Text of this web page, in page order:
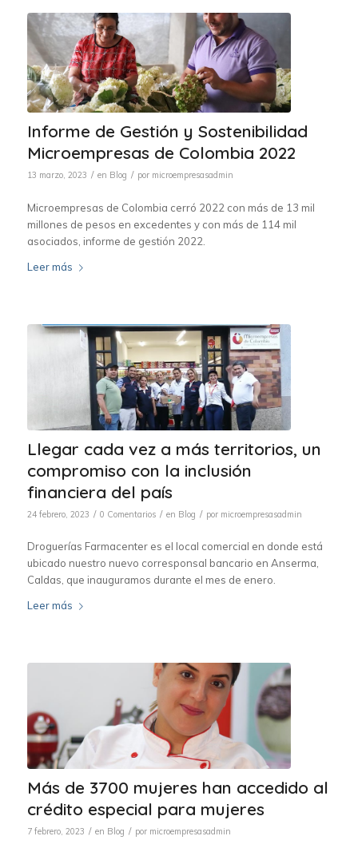
Informe de Gestión y Sostenibilidad
Microempresas de Colombia 2022
13 marzo, 2023 / en Blog / por microempresasadmin
Microempresas de Colombia cerró 2022 con más de 13 mil
millones de pesos en excedentes y con más de 114 mil
asociados, informe de gestión 2022.
Leer más
Llegar cada vez a más territorios, un
compromiso con la inclusión
financiera del país
24 febrero, 2023 / 0 Comentarios / en Blog / por microempresasadmin
Droguerías Farmacenter es el local comercial en donde está
ubicado nuestro nuevo corresponsal bancario en Anserma,
Caldas, que inauguramos durante el mes de enero.
Leer más
Más de 3700 mujeres han accedido al
crédito especial para mujeres
7 febrero, 2023 / en Blog / por microempresasadmin